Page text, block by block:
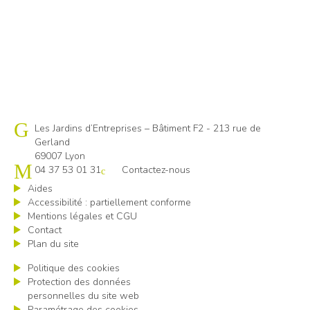
Cap emploi 69
Les Jardins d’Entreprises – Bâtiment F2 - 213 rue de
Gerland
69007 Lyon
04 37 53 01 31
Contactez-nous
Aides
Accessibilité : partiellement conforme
Mentions légales et CGU
Contact
Plan du site
Politique des cookies
Protection des données
personnelles du site web